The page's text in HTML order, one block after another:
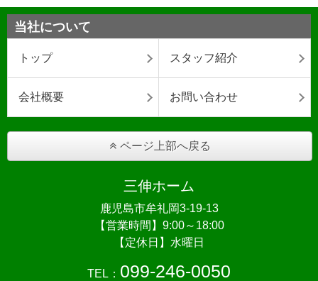
当社について
トップ スタッフ紹介
会社概要 お問い合わせ
ページ上部へ戻る
三伸ホーム
鹿児島市牟礼岡3-19-13
【営業時間】9:00～18:00
【定休日】水曜日
TEL： 099-246-0050